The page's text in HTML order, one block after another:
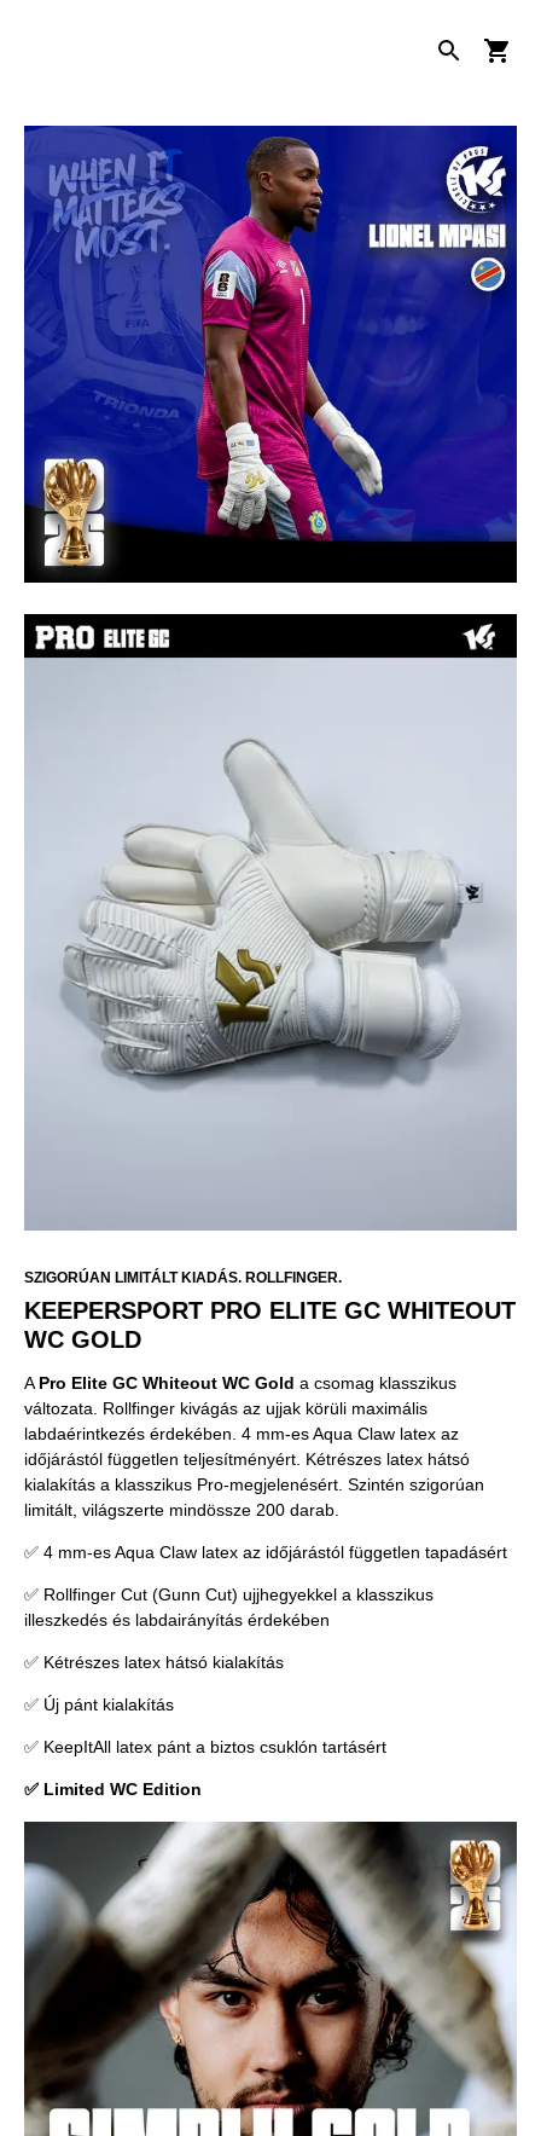
SZIGORÚAN LIMITÁLT KIADÁS. ROLLFINGER.
KEEPERSPORT PRO ELITE GC WHITEOUT
WC GOLD
A Pro Elite GC Whiteout WC Gold a csomag klasszikus
változata. Rollfinger kivágás az ujjak körüli maximális
labdaérintkezés érdekében. 4 mm-es Aqua Claw latex az
időjárástól független teljesítményért. Kétrészes latex hátsó
kialakítás a klasszikus Pro-megjelenésért. Szintén szigorúan
limitált, világszerte mindössze 200 darab.
✅ 4 mm-es Aqua Claw latex az időjárástól független tapadásért
✅ Rollfinger Cut (Gunn Cut) ujjhegyekkel a klasszikus
illeszkedés és labdairányítás érdekében
✅ Kétrészes latex hátsó kialakítás
✅ Új pánt kialakítás
✅ KeepItAll latex pánt a biztos csuklón tartásért
✅ Limited WC Edition